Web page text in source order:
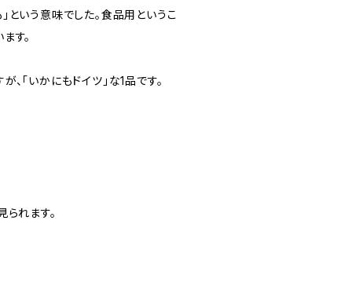
という意味でした。食品用というこ
す。
「いかにもドイツ」な1品です。
れます。